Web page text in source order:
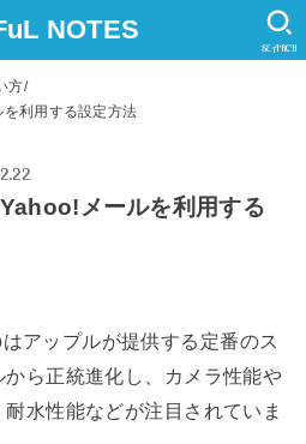
NOTES
SEARCH
方
利用する設定方法
メールを利用する
アップルが提供する定番のス
ら正統進化し、カメラ性能や
水性能などが注目されていま